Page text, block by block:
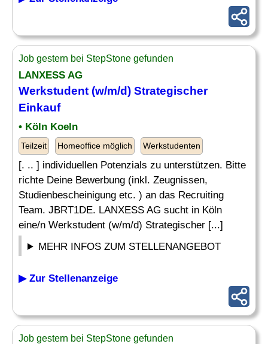
Job gestern bei StepStone gefunden
LANXESS AG
Werkstudent (w/m/d) Strategischer
Einkauf
• Köln Koeln
Teilzeit Homeoffice möglich Werkstudenten
[. .. ] individuellen Potenzials zu unterstützen. Bitte
richte Deine Bewerbung (inkl. Zeugnissen,
Studienbescheinigung etc. ) an das Recruiting
Team. JBRT1DE. LANXESS AG sucht in Köln
eine/n Werkstudent (w/m/d) Strategischer [...]
MEHR INFOS ZUM STELLENANGEBOT
▶ Zur Stellenanzeige
Job gestern bei StepStone gefunden